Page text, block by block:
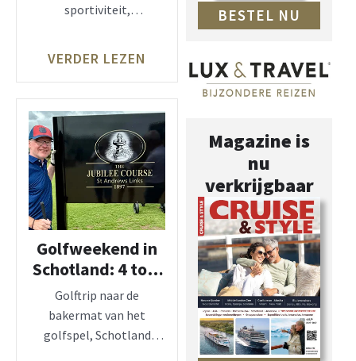
sportiviteit,
augustus
VERDER LEZEN
Golfweekend in
Schotland: 4 top-
golfbanen!
Golftrip naar de
bakermat van het
golfspel, Schotland
BESTEL NU
Magazine is
nu
verkrijgbaar